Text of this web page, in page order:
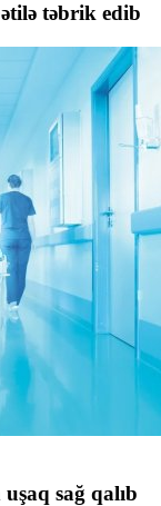
təbrik edib
sağ qalıb